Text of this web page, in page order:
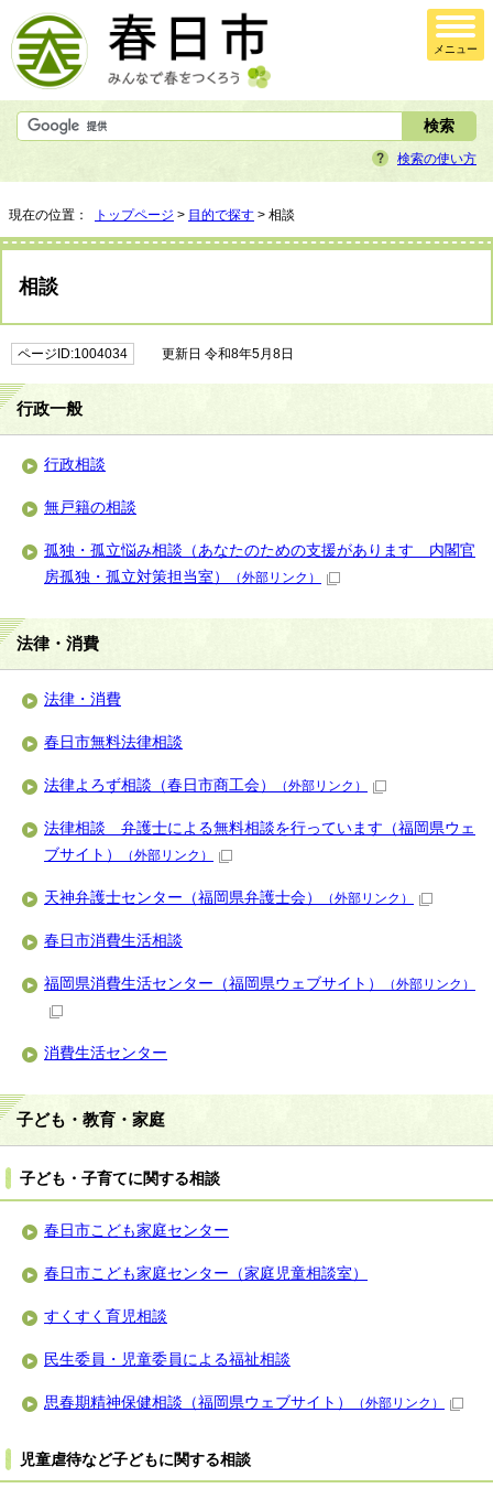
メニュー
検索の使い方
現在の位置： トップページ > 目的で探す > 相談
相談
ページID:1004034 更新日 令和8年5月8日
行政一般
行政相談
無戸籍の相談
孤独・孤立悩み相談（あなたのための支援があります 内閣官
房孤独・孤立対策担当室）
（外部リンク）
法律・消費
法律・消費
春日市無料法律相談
法律よろず相談（春日市商工会） （外部リンク）
法律相談 弁護士による無料相談を行っています（福岡県ウェ
ブサイト）
（外部リンク）
天神弁護士センター（福岡県弁護士会） （外部リンク）
春日市消費生活相談
福岡県消費生活センター（福岡県ウェブサイト） （外部リンク）
消費生活センター
子ども・教育・家庭
子ども・子育てに関する相談
春日市こども家庭センター
春日市こども家庭センター（家庭児童相談室）
すくすく育児相談
民生委員・児童委員による福祉相談
思春期精神保健相談（福岡県ウェブサイト） （外部リンク）
児童虐待など子どもに関する相談